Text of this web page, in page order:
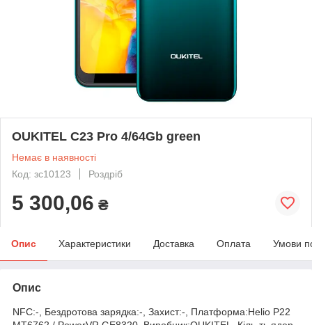
OUKITEL C23 Pro 4/64Gb green
Немає в наявності
Код: зс10123
Роздріб
5 300,06 ₴
Опис Характеристики Доставка Оплата Умови
Опис
NFC:-, Бездротова зарядка:-, Захист:-, Платформа:Helio P22